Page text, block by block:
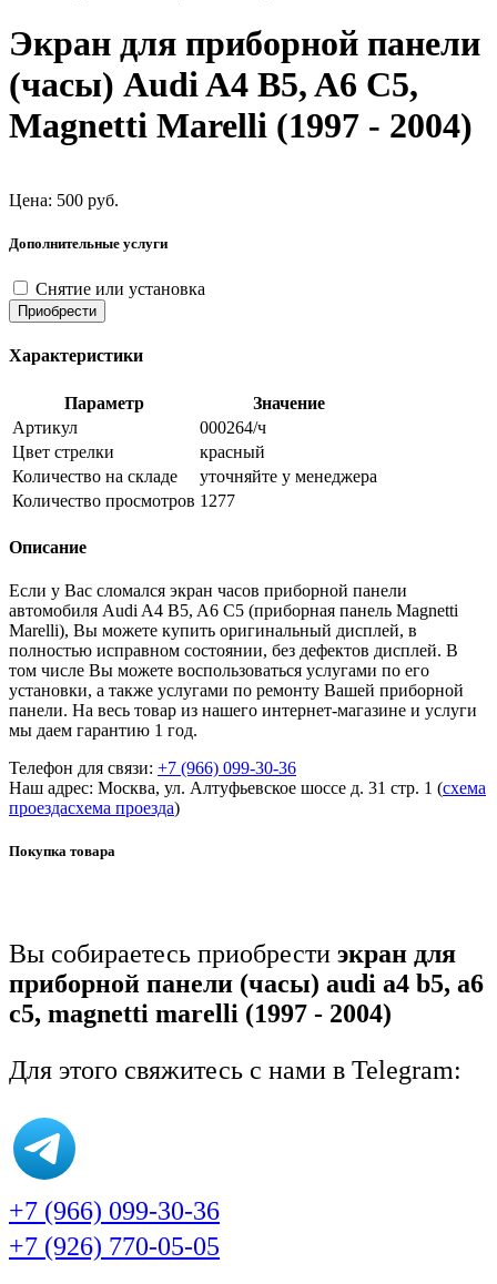
Экран для приборной панели
(часы) Audi A4 B5, A6 C5,
Magnetti Marelli (1997 - 2004)
Цена: 500 руб.
Дополнительные услуги
Снятие или установка
Приобрести
Характеристики
Параметр
Значение
Артикул
000264/ч
Цвет стрелки
красный
Количество на складе
уточняйте у менеджера
Количество просмотров 1277
Описание
Если у Вас сломался экран часов приборной панели
автомобиля Audi A4 B5, A6 C5 (приборная панель Magnetti
Marelli), Вы можете купить оригинальный дисплей, в
полностью исправном состоянии, без дефектов дисплей. В
том числе Вы можете воспользоваться услугами по его
установки, а также услугами по ремонту Вашей приборной
панели. На весь товар из нашего интернет-магазине и услуги
мы даем гарантию 1 год.
Телефон для связи: +7 (966) 099-30-36
Наш адрес: Москва, ул. Алтуфьевское шоссе д. 31 стр. 1 (схема
проездасхема проезда)
Покупка товара
Вы собираетесь приобрести экран для
приборной панели (часы) audi a4 b5, a6
c5, magnetti marelli (1997 - 2004)
Для этого свяжитесь с нами в Telegram:
+7 (966) 099-30-36
+7 (926) 770-05-05